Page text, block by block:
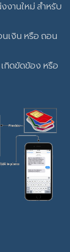
งานใหม่ สำหรับ
นเงิน หรือ ถอน
กิดขัดข้อง หรือ